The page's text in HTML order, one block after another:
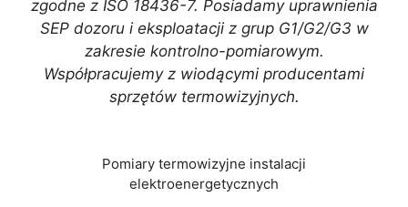
zgodne z ISO 18436-7. Posiadamy uprawnienia
SEP dozoru i eksploatacji z grup G1/G2/G3 w
zakresie kontrolno-pomiarowym.
Współpracujemy z wiodącymi producentami
sprzętów termowizyjnych.
Pomiary termowizyjne instalacji
elektroenergetycznych